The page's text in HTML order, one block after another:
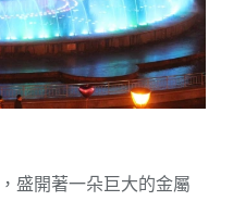
盛開著一朵巨大的金屬